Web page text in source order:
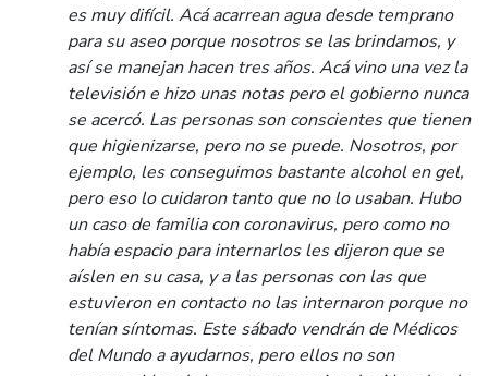
es muy difícil. Acá acarrean agua desde temprano
para su aseo porque nosotros se las brindamos, y
así se manejan hacen tres años. Acá vino una vez la
televisión e hizo unas notas pero el gobierno nunca
se acercó. Las personas son conscientes que tienen
que higienizarse, pero no se puede. Nosotros, por
ejemplo, les conseguimos bastante alcohol en gel,
pero eso lo cuidaron tanto que no lo usaban. Hubo
un caso de familia con coronavirus, pero como no
había espacio para internarlos les dijeron que se
aíslen en su casa, y a las personas con las que
estuvieron en contacto no las internaron porque no
tenían síntomas. Este sábado vendrán de Médicos
del Mundo a ayudarnos, pero ellos no son